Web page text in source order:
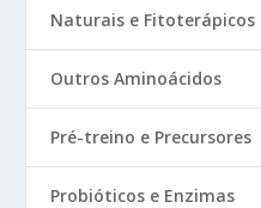
Naturais e Fitoterápicos
Outros Aminoácidos
Pré-treino e Precursores
Probióticos e Enzimas